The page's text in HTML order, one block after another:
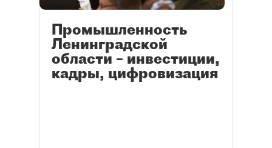
Промышленность
Ленинградской
области – инвестиции,
кадры, цифровизация